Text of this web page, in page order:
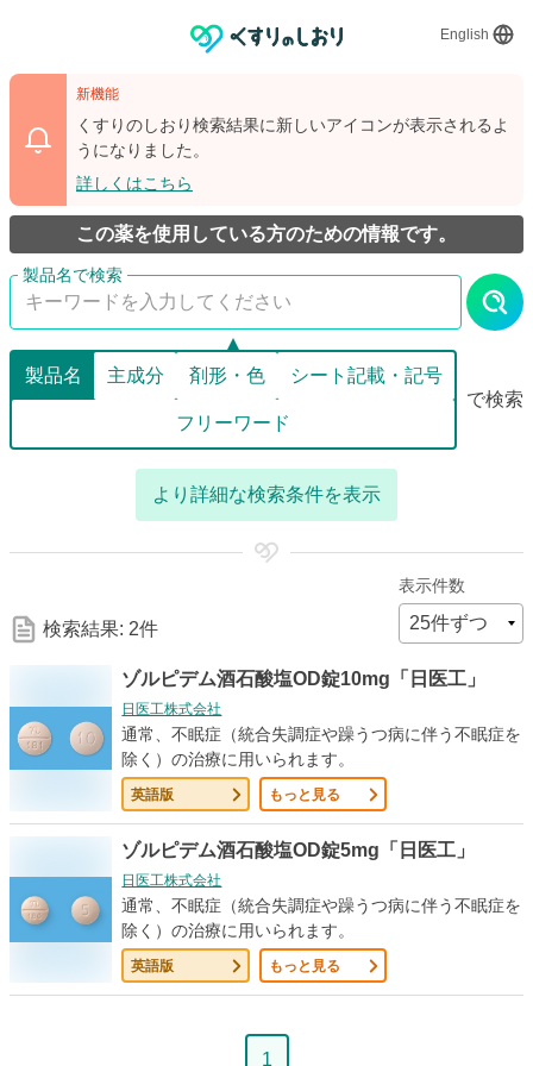
English
新機能
くすりのしおり検索結果に新しいアイコンが表示されるよ
うになりました。
詳しくはこちら
この薬を使用している方のための情報です。
製品名 主成分 剤形・色 シート記載・記号
フリーワード
で検索
な
索
条
より詳細な検索条件を表示
検索結果: 2件
表示件数
ゾルピデム酒石酸塩OD錠10mg「日医工」
日医工株式会社
通常、不眠症（統合失調症や躁うつ病に伴う不眠症を
除く）の治療に用いられます。
英語版 もっと見る
ゾルピデム酒石酸塩OD錠5mg「日医工」
日医工株式会社
通常、不眠症（統合失調症や躁うつ病に伴う不眠症を
除く）の治療に用いられます。
英語版 もっと見る
ペ
1